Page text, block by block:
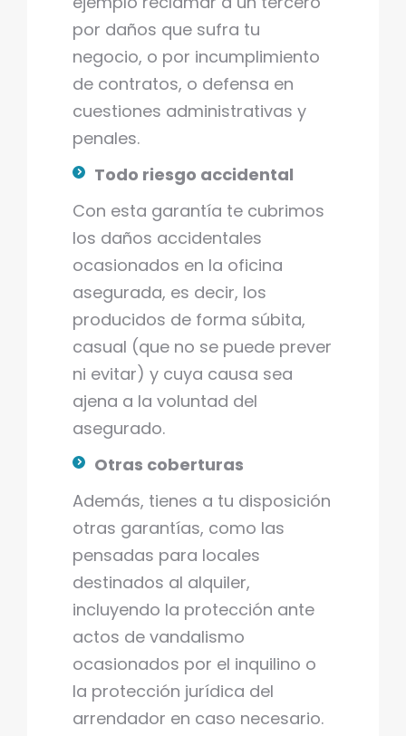
por daños que sufra tu
negocio, o por incumplimiento
de contratos, o defensa en
cuestiones administrativas y
penales.
Todo riesgo accidental
Con esta garantía te cubrimos
los daños accidentales
ocasionados en la oficina
asegurada, es decir, los
producidos de forma súbita,
casual (que no se puede prever
ni evitar) y cuya causa sea
ajena a la voluntad del
asegurado.
Otras coberturas
Además, tienes a tu disposición
otras garantías, como las
pensadas para locales
destinados al alquiler,
incluyendo la protección ante
actos de vandalismo
ocasionados por el inquilino o
la protección jurídica del
arrendador en caso necesario.